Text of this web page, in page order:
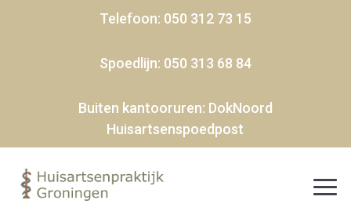
Telefoon: 050 312 73 15
Spoedlijn: 050 313 68 84
Buiten kantooruren: DokNoord
Huisartsenspoedpost